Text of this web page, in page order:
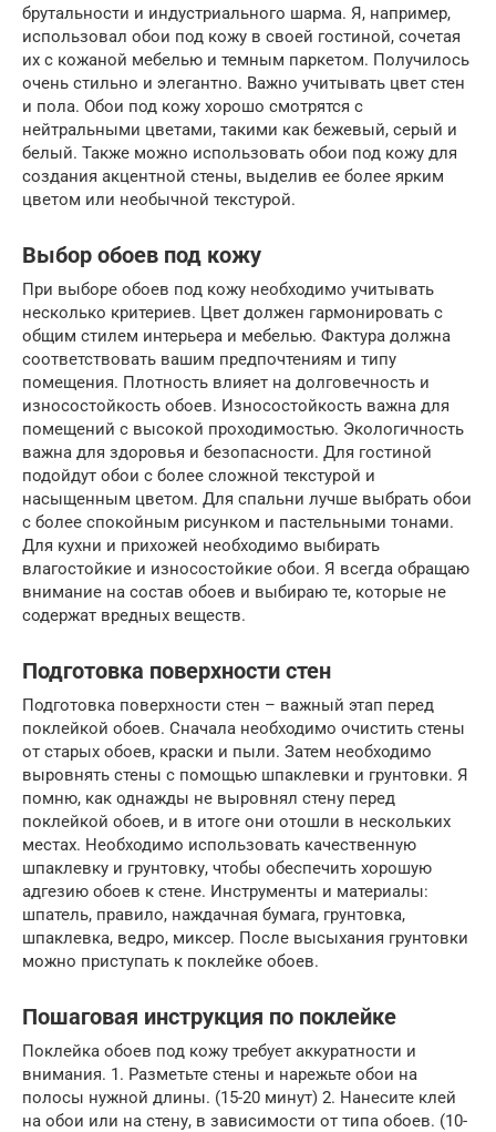
брутальности и индустриального шарма. Я, например,
использовал обои под кожу в своей гостиной, сочетая
их с кожаной мебелью и темным паркетом. Получилось
очень стильно и элегантно. Важно учитывать цвет стен
и пола. Обои под кожу хорошо смотрятся с
нейтральными цветами, такими как бежевый, серый и
белый. Также можно использовать обои под кожу для
создания акцентной стены, выделив ее более ярким
цветом или необычной текстурой.
Выбор обоев под кожу
При выборе обоев под кожу необходимо учитывать
несколько критериев. Цвет должен гармонировать с
общим стилем интерьера и мебелью. Фактура должна
соответствовать вашим предпочтениям и типу
помещения. Плотность влияет на долговечность и
износостойкость обоев. Износостойкость важна для
помещений с высокой проходимостью. Экологичность
важна для здоровья и безопасности. Для гостиной
подойдут обои с более сложной текстурой и
насыщенным цветом. Для спальни лучше выбрать обои
с более спокойным рисунком и пастельными тонами.
Для кухни и прихожей необходимо выбирать
влагостойкие и износостойкие обои. Я всегда обращаю
внимание на состав обоев и выбираю те, которые не
содержат вредных веществ.
Подготовка поверхности стен
Подготовка поверхности стен – важный этап перед
поклейкой обоев. Сначала необходимо очистить стены
от старых обоев, краски и пыли. Затем необходимо
выровнять стены с помощью шпаклевки и грунтовки. Я
помню, как однажды не выровнял стену перед
поклейкой обоев, и в итоге они отошли в нескольких
местах. Необходимо использовать качественную
шпаклевку и грунтовку, чтобы обеспечить хорошую
адгезию обоев к стене. Инструменты и материалы:
шпатель, правило, наждачная бумага, грунтовка,
шпаклевка, ведро, миксер. После высыхания грунтовки
можно приступать к поклейке обоев.
Пошаговая инструкция по поклейке
Поклейка обоев под кожу требует аккуратности и
внимания. 1. Разметьте стены и нарежьте обои на
полосы нужной длины. (15-20 минут) 2. Нанесите клей
на обои или на стену, в зависимости от типа обоев. (10-